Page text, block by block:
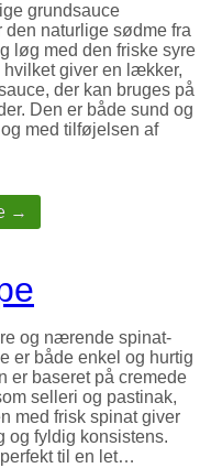
grundsauce
den naturlige sødme fra
løg med den friske syre
hvilket giver en lækker,
der kan bruges på
Den er både sund og
med tilføjelsen af
→
og nærende spinat-
er både enkel og hurtig
er baseret på cremede
selleri og pastinak,
med frisk spinat giver
og fyldig konsistens.
til en let…